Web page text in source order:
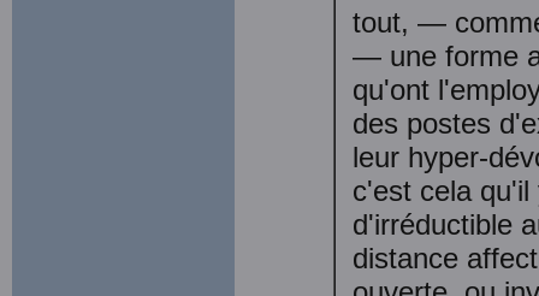
tout, —
— une forme
qu'ont
des postes
leur hyper-
c'est cela
d'irré­ductible
distance